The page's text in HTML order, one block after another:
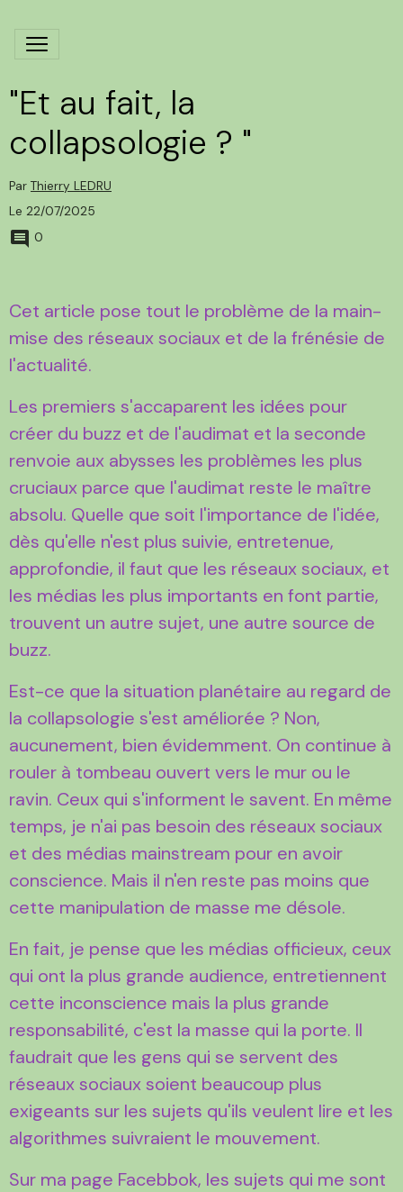
"Et au fait, la
collapsologie ? "
Par Thierry LEDRU
Le 22/07/2025
0
Cet article pose tout le problème de la main-
mise des réseaux sociaux et de la frénésie de
l'actualité.
Les premiers s'accaparent les idées pour
créer du buzz et de l'audimat et la seconde
renvoie aux abysses les problèmes les plus
cruciaux parce que l'audimat reste le maître
absolu. Quelle que soit l'importance de l'idée,
dès qu'elle n'est plus suivie, entretenue,
approfondie, il faut que les réseaux sociaux, et
les médias les plus importants en font partie,
trouvent un autre sujet, une autre source de
buzz.
Est-ce que la situation planétaire au regard de
la collapsologie s'est améliorée ? Non,
aucunement, bien évidemment. On continue à
rouler à tombeau ouvert vers le mur ou le
ravin. Ceux qui s'informent le savent. En même
temps, je n'ai pas besoin des réseaux sociaux
et des médias mainstream pour en avoir
conscience. Mais il n'en reste pas moins que
cette manipulation de masse me désole.
En fait, je pense que les médias officieux, ceux
qui ont la plus grande audience, entretiennent
cette inconscience mais la plus grande
responsabilité, c'est la masse qui la porte. Il
faudrait que les gens qui se servent des
réseaux sociaux soient beaucoup plus
exigeants sur les sujets qu'ils veulent lire et les
algorithmes suivraient le mouvement.
Sur ma page Facebbok, les sujets qui me sont